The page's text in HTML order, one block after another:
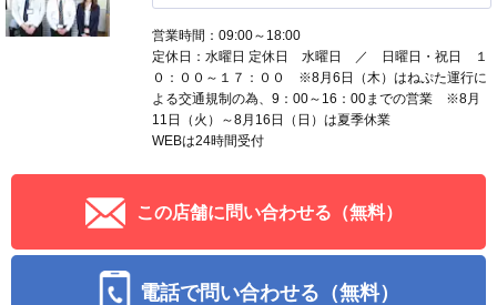
営業時間：09:00～18:00
定休日：水曜日 定休日 水曜日 ／ 日曜日・祝日 １
０：００～１７：００ ※8月6日（木）はねぷた運行に
よる交通規制の為、9：00～16：00までの営業 ※8月
11日（火）～8月16日（日）は夏季休業
WEBは24時間受付
この店舗に問い合わせる（無料）
電話で問い合わせる（無料）